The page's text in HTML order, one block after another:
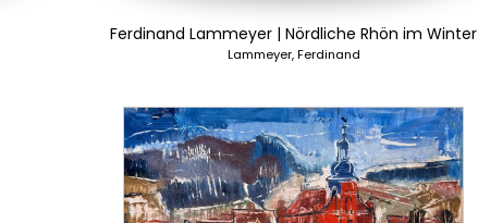
Ferdinand Lammeyer | Nördliche Rhön im Winter
Lammeyer, Ferdinand